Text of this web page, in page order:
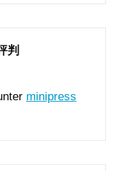
判
minipress